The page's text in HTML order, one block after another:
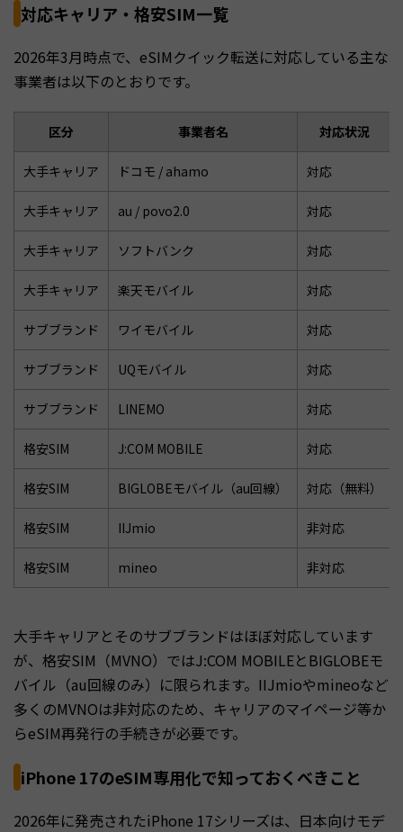
対応キャリア・格安SIM一覧
2026年3月時点で、eSIMクイック転送に対応している主な
事業者は以下のとおりです。
区分 事業者名 対応状況
大手キャリア ドコモ / ahamo 対応
大手キャリア au / povo2.0 対応
大手キャリア ソフトバンク 対応
大手キャリア 楽天モバイル 対応
サブブランド ワイモバイル 対応
サブブランド UQモバイル 対応
サブブランド LINEMO 対応
格安SIM J:COM MOBILE 対応
格安SIM BIGLOBEモバイル（au回線） 対応（無料）
格安SIM IIJmio 非対応
格安SIM mineo 非対応
大手キャリアとそのサブブランドはほぼ対応しています
が、格安SIM（MVNO）ではJ:COM MOBILEとBIGLOBEモ
バイル（au回線のみ）に限られます。IIJmioやmineoなど
多くのMVNOは非対応のため、キャリアのマイページ等か
らeSIM再発行の手続きが必要です。
iPhone 17のeSIM専用化で知っておくべきこと
2026年に発売されたiPhone 17シリーズは、日本向けモデ